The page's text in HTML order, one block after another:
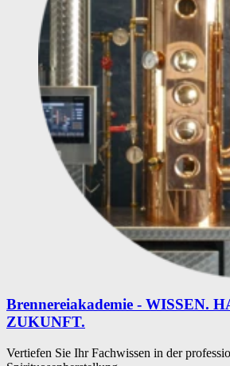
Brennereiakademie - WISSEN.
ZUKUNFT.
Vertiefen Sie Ihr Fachwissen in der